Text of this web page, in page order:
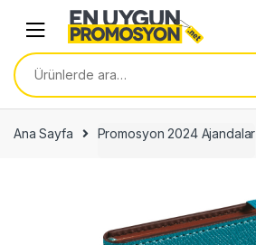
navigation
content
Ara:
Ana Sayfa Promosyon 2024 Ajandalar